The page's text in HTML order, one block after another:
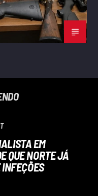
EM
QUE NORTE JÁ